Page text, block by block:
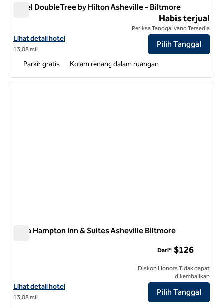
Hotel DoubleTree by Hilton Asheville - Biltmore
Hotel DoubleTree by Hilton Asheville - Biltmore
Lihat detail hotel untuk DoubleTree by Hilton Hotel Asheville -
Lihat detail hotel
13,08 mil
Habis terjual
Periksa Tanggal yang Tersedia
Pilih Tanggal
Parkir gratis Kolam renang dalam ruangan
1 dari 12
Desa Hampton Inn & Suites Asheville Biltmore
Lihat detail hotel untuk Hampton Inn & Suites Asheville Biltmore
Lihat detail hotel
13,08 mil
Dari* $126
Diskon Honors Tidak dapat
dikembalikan
Pilih Tanggal